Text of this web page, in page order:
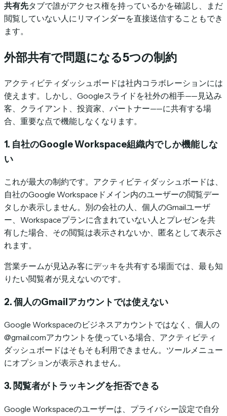
共有先タブで誰がアクセス権を持っているかを確認し、まだ
閲覧していない人にリマインダーを直接送信することもでき
ます。
外部共有で問題になる5つの制約
アクティビティダッシュボードは社内コラボレーションには
使えます。しかし、Googleスライドを社外の相手——見込み
客、クライアント、投資家、パートナー——に共有する場
合、重要な点で機能しなくなります。
1. 自社のGoogle Workspace組織内でしか機能しな
い
これが最大の制約です。アクティビティダッシュボードは、
自社のGoogle Workspaceドメイン内のユーザーの閲覧デー
タしか表示しません。別の会社の人、個人のGmailユーザ
ー、Workspaceプランに含まれていない人とプレゼンを共
有した場合、その閲覧は表示されないか、匿名として表示さ
れます。
営業チームが見込み客にデッキを共有する場面では、最も知
りたい閲覧者が見えないのです。
2. 個人のGmailアカウントでは使えない
Google Workspaceのビジネスアカウントではなく、個人の
@gmail.comアカウントを使っている場合、アクティビティ
ダッシュボードはそもそも利用できません。ツールメニュー
にオプションが表示されません。
3. 閲覧者がトラッキングを拒否できる
Google Workspaceのユーザーは、プライバシー設定で自分